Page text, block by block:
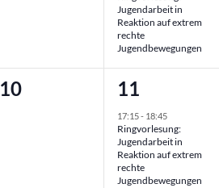
Jugendarbeit in
Reaktion auf extrem
rechte
Jugendbewegungen
0
Veranstaltungen,
10
1
11
17:15- 18:45
Ringvorlesung:
Jugendarbeit in
Reaktion auf extrem
rechte
Jugendbewegungen